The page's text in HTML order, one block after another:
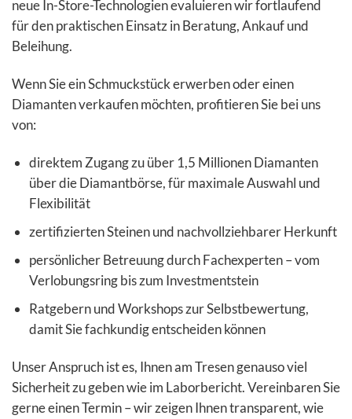
neue In-Store-Technologien evaluieren wir fortlaufend
für den praktischen Einsatz in Beratung, Ankauf und
Beleihung.
Wenn Sie ein Schmuckstück erwerben oder einen
Diamanten verkaufen möchten, profitieren Sie bei uns
von:
direktem Zugang zu über 1,5 Millionen Diamanten
über die Diamantbörse, für maximale Auswahl und
Flexibilität
zertifizierten Steinen und nachvollziehbarer Herkunft
persönlicher Betreuung durch Fachexperten – vom
Verlobungsring bis zum Investmentstein
Ratgebern und Workshops zur Selbstbewertung,
damit Sie fachkundig entscheiden können
Unser Anspruch ist es, Ihnen am Tresen genauso viel
Sicherheit zu geben wie im Laborbericht. Vereinbaren Sie
gerne einen Termin – wir zeigen Ihnen transparent, wie